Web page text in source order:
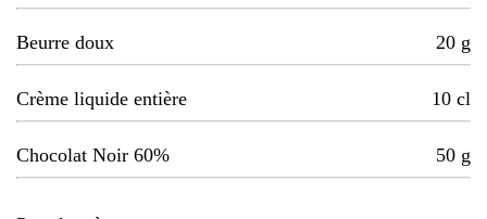
Beurre doux 20 g
Crème liquide entière 10 cl
Chocolat Noir 60% 50 g